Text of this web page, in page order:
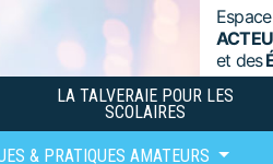
et des
LA TALVERAIE POUR LES
SCOLAIRES
& PRATIQUES AMATEURS